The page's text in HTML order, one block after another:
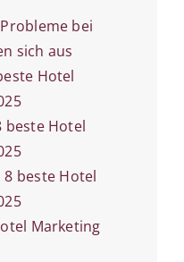
bei
sich aus
Hotel
beste Hotel
8 beste Hotel
Marketing